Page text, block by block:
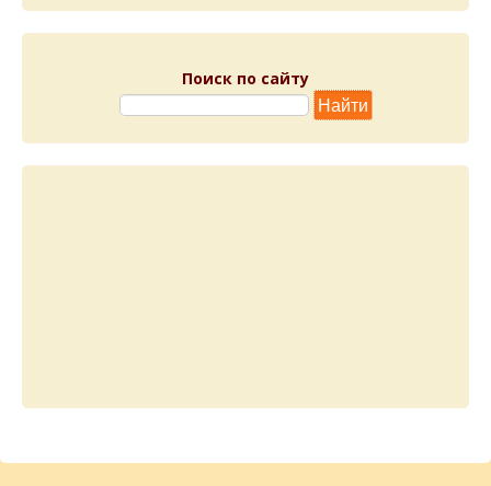
Поиск по сайту